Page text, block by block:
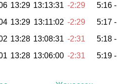
13:29 13:13:31 -2:29 5:16 -
13:29 13:11:02 -2:29 5:17 -
13:28 13:08:31 -2:31 5:18 -
13:28 13:06:00 -2:31 5:19 -